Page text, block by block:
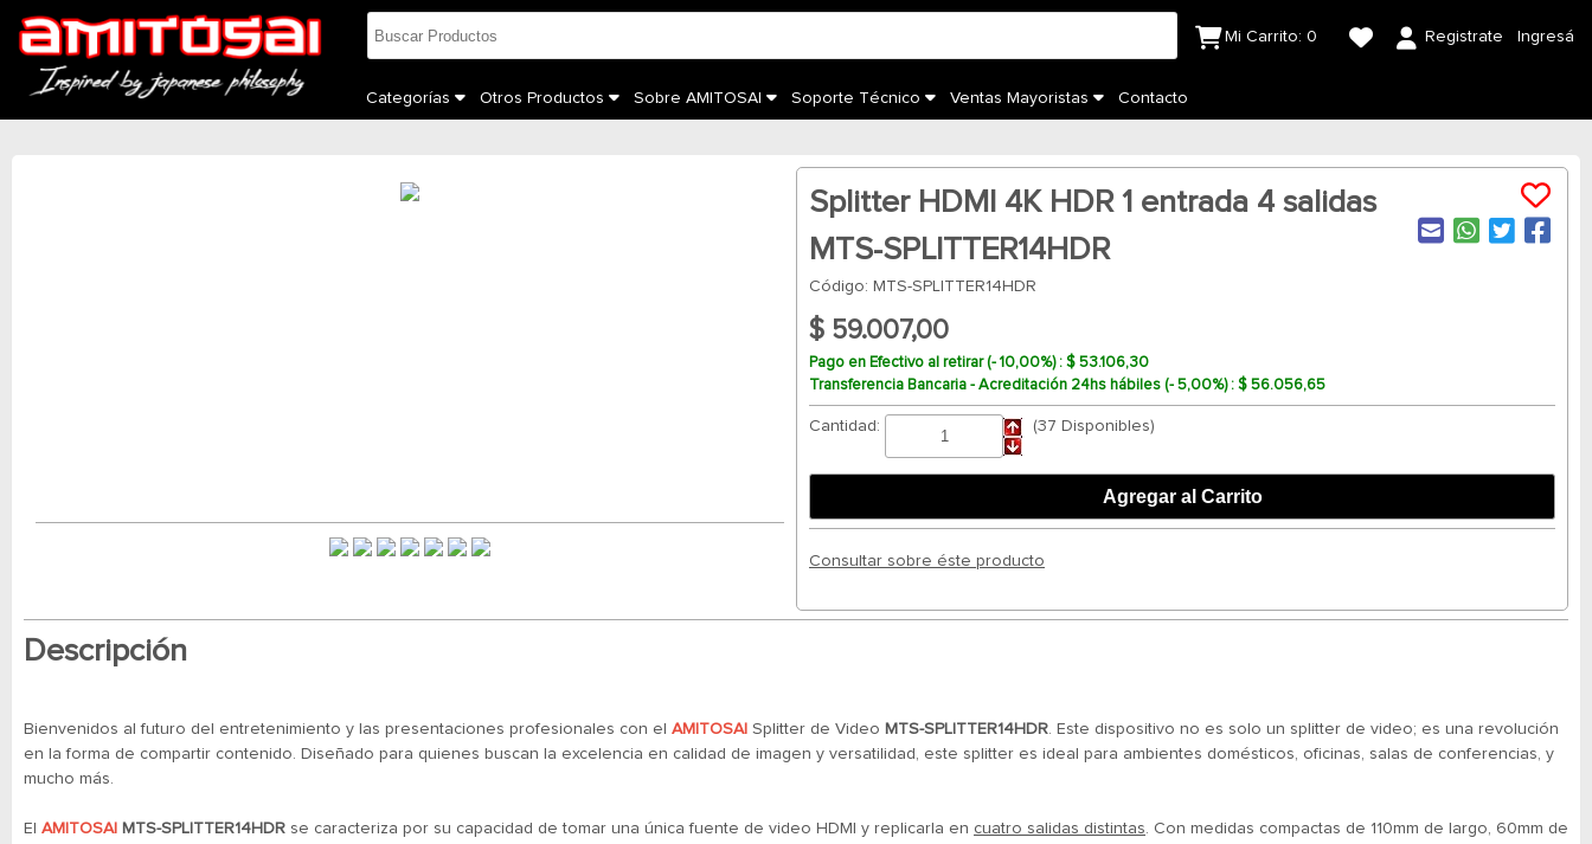
Mi Carrito: 0 Registrate Ingresá
Categorías Otros Productos Sobre AMITOSAI Soporte Técnico Ventas Mayoristas Contacto
Splitter HDMI 4K HDR 1 entrada 4 salidas
MTS-SPLITTER14HDR
Código: MTS-SPLITTER14HDR
$ 59.007,00
Pago en Efectivo al retirar (- 10,00%) : $ 53.106,30
Transferencia Bancaria - Acreditación 24hs hábiles (- 5,00%) : $ 56.056,65
Cantidad: (37 Disponibles)
Consultar sobre éste producto
Descripción
Bienvenidos al futuro del entretenimiento y las presentaciones profesionales con el AMITOSAI Splitter de Video MTS-SPLITTER14HDR. Este dispositivo no es solo un splitter de video; es una revolución
en la forma de compartir contenido. Diseñado para quienes buscan la excelencia en calidad de imagen y versatilidad, este splitter es ideal para ambientes domésticos, oficinas, salas de conferencias, y
mucho más.
El AMITOSAI MTS-SPLITTER14HDR se caracteriza por su capacidad de tomar una única fuente de video HDMI y replicarla en cuatro salidas distintas. Con medidas compactas de 110mm de largo, 60mm de